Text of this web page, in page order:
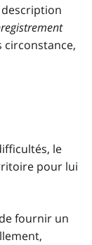
circonstance,
le
pour lui
fournir un